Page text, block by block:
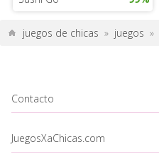
juegos de chicas » juegos »
Contacto
JuegosXaChicas.com